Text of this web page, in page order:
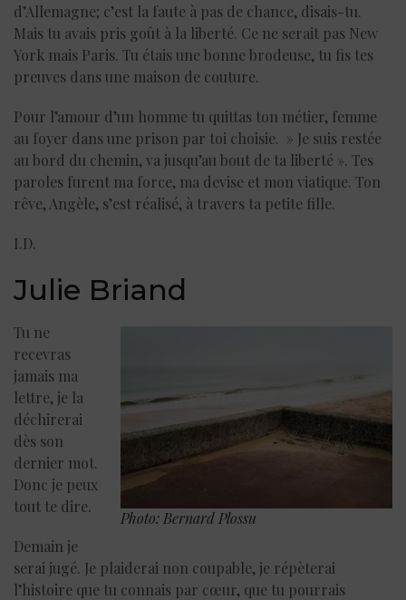
d’Allemagne; c’est la faute à pas de chance, disais-tu.
Mais tu avais pris goût à la liberté. Ce ne serait pas New
York mais Paris. Tu étais une bonne brodeuse, tu fis tes
preuves dans une maison de couture.
Pour l’amour d’un homme tu quittas ton métier, femme
au foyer dans une prison par toi choisie. » Je suis restée
au bord du chemin, va jusqu’au bout de ta liberté ». Tes
paroles furent ma force, ma devise et mon viatique. Ton
rêve, Angèle, s’est réalisé, à travers ta petite fille.
I.D.
Julie Briand
Photo: Bernard Plossu
Tu ne
recevras
jamais ma
lettre, je la
déchirerai
dès son
dernier mot.
Donc je peux
tout te dire.
Demain je
serai jugé. Je plaiderai non coupable, je répèterai
l’histoire que tu connais par cœur, que tu pourrais